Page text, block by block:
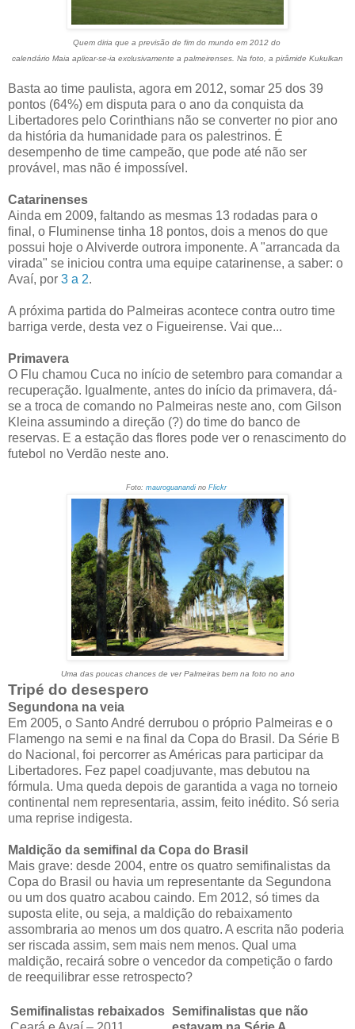
Quem diria que a previsão de fim do mundo em 2012 do
calendário Maia aplicar-se-ia exclusivamente a palmeirenses. Na foto, a pirâmide Kukulkan
Basta ao time paulista, agora em 2012, somar 25 dos 39
pontos (64%) em disputa para o ano da conquista da
Libertadores pelo Corinthians não se converter no pior ano
da história da humanidade para os palestrinos. É
desempenho de time campeão, que pode até não ser
provável, mas não é impossível.
Catarinenses
Ainda em 2009, faltando as mesmas 13 rodadas para o
final, o Fluminense tinha 18 pontos, dois a menos do que
possui hoje o Alviverde outrora imponente. A "arrancada da
virada" se iniciou contra uma equipe catarinense, a saber: o
Avaí, por 3 a 2.
A próxima partida do Palmeiras acontece contra outro time
barriga verde, desta vez o Figueirense. Vai que...
Primavera
O Flu chamou Cuca no início de setembro para comandar a
recuperação. Igualmente, antes do início da primavera, dá-
se a troca de comando no Palmeiras neste ano, com Gilson
Kleina assumindo a direção (?) do time do banco de
reservas. E a estação das flores pode ver o renascimento do
futebol no Verdão neste ano.
Foto: mauroguanandi no Flickr
Uma das poucas chances de ver Palmeiras bem na foto no ano
Tripé do desespero
Segundona na veia
Em 2005, o Santo André derrubou o próprio Palmeiras e o
Flamengo na semi e na final da Copa do Brasil. Da Série B
do Nacional, foi percorrer as Américas para participar da
Libertadores. Fez papel coadjuvante, mas debutou na
fórmula. Uma queda depois de garantida a vaga no torneio
continental nem representaria, assim, feito inédito. Só seria
uma reprise indigesta.
Maldição da semifinal da Copa do Brasil
Mais grave: desde 2004, entre os quatro semifinalistas da
Copa do Brasil ou havia um representante da Segundona
ou um dos quatro acabou caindo. Em 2012, só times da
suposta elite, ou seja, a maldição do rebaixamento
assombraria ao menos um dos quatro. A escrita não poderia
ser riscada assim, sem mais nem menos. Qual uma
maldição, recairá sobre o vencedor da competição o fardo
de reequilibrar esse retrospecto?
Semifinalistas rebaixados Semifinalistas que não